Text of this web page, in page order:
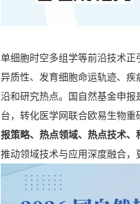
单细胞时空多组学等前沿技术
异质性、发育细胞命运轨迹、
沿和研究热点。国自然基金申
台，转化医学网联合欧易生物重
报策略、热点领域、热点技术、
推动领域技术与应用深度融合，